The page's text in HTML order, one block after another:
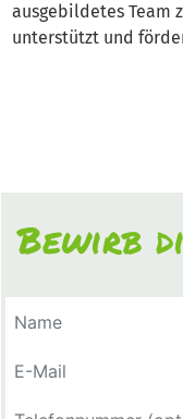
ausgebildetes Team
unterstützt und
Bewirb